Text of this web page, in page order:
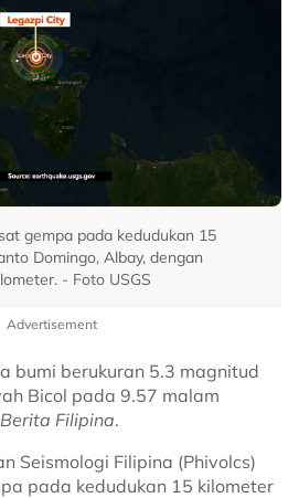
gempa pada kedudukan 15
Domingo, Albay, dengan
- Foto USGS
Advertisement
bumi berukuran 5.3 magnitud
Bicol pada 9.57 malam
Filipina.
Seismologi Filipina (Phivolcs)
pada kedudukan 15 kilometer